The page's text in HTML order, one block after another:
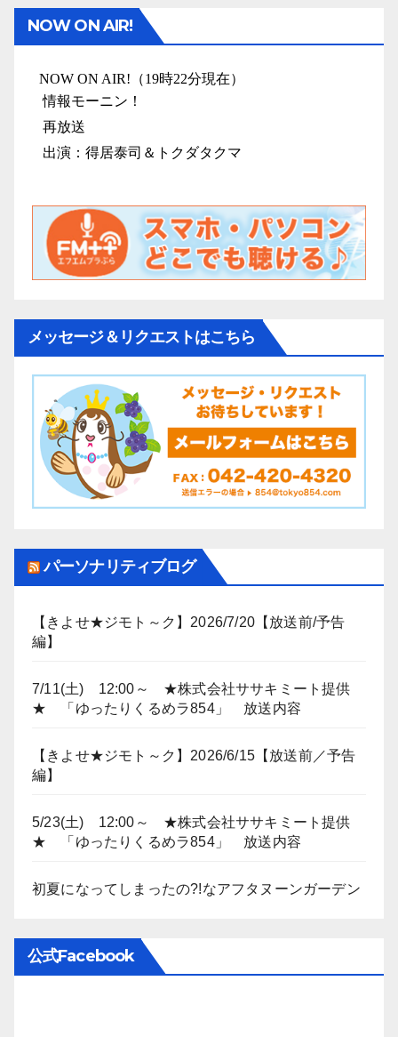
NOW ON AIR!
メッセージ＆リクエストはこちら
パーソナリティブログ
【きよせ★ジモト～ク】2026/7/20【放送前/予告
編】
7/11(土) 12:00～ ★株式会社ササキミート提供
★ 「ゆったりくるめラ854」 放送内容
【きよせ★ジモト～ク】2026/6/15【放送前／予告
編】
5/23(土) 12:00～ ★株式会社ササキミート提供
★ 「ゆったりくるめラ854」 放送内容
初夏になってしまったの?!なアフタヌーンガーデン
公式Facebook